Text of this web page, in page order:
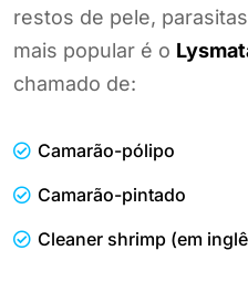
restos de pele,
mais popular é o
chamado de:
Camarão-pólipo
Camarão-pintado
Cleaner shrimp (em